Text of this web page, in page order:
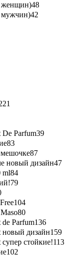
женщин)48
мужчин)42
Parfum39
83
87
новый дизайн47
ml84
79
104
80
Parfum136
дизайн159
стойкие!113
102